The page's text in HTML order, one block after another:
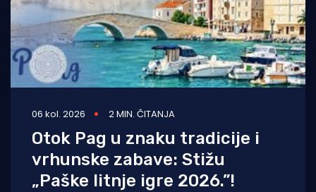
06 kol. 2026 2 MIN. ČITANJA
Otok Pag u znaku tradicije i
vrhunske zabave: Stižu
„Paške litnje igre 2026.”!